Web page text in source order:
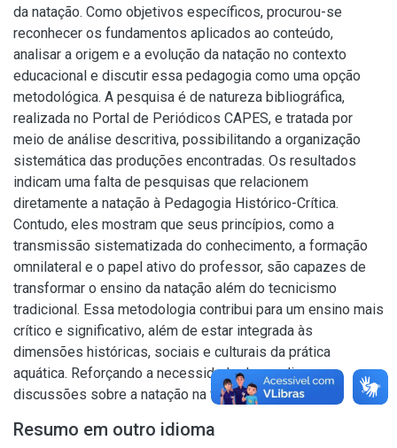
da natação. Como objetivos específicos, procurou-se
reconhecer os fundamentos aplicados ao conteúdo,
analisar a origem e a evolução da natação no contexto
educacional e discutir essa pedagogia como uma opção
metodológica. A pesquisa é de natureza bibliográfica,
realizada no Portal de Periódicos CAPES, e tratada por
meio de análise descritiva, possibilitando a organização
sistemática das produções encontradas. Os resultados
indicam uma falta de pesquisas que relacionem
diretamente a natação à Pedagogia Histórico-Crítica.
Contudo, eles mostram que seus princípios, como a
transmissão sistematizada do conhecimento, a formação
omnilateral e o papel ativo do professor, são capazes de
transformar o ensino da natação além do tecnicismo
tradicional. Essa metodologia contribui para um ensino mais
crítico e significativo, além de estar integrada às
dimensões históricas, sociais e culturais da prática
aquática. Reforçando a necessidade de ampliar as
discussões sobre a natação na formação docente.
Resumo em outro idioma